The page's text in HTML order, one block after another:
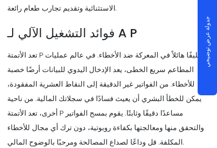
الاستثنائية وتقديم تجارب طعام رائعة.
فوائد التشغيل الآلي لـ A P
تعد الأتمتة P حليفًا هائلاً في المعركة ضد الأخطاء. في عالم عمليات
المطاعم سريع الخطى، يعد الإدخال اليدوي للبيانات أرضًا خصبة
للأخطاء. من الفواتير غير الدقيقة إلى النقاط العشرية المفقودة،
يمكن للخطأ البشري أن يعيث فسادًا في سجلاتك المالية. من ناحية
أخرى، تعد الأتمتة P مساعدًا دقيقًا وثابتًا. يقوم بمسح الفواتير
والتحقق منها ومعالجتها بكفاءة روبوتية، دون ترك أي مجال للأخطاء
المكلفة. قل وداعًا لصداع المصالحة ومرحبًا بالوضوح المالي.
جدولة عرض توضيحي